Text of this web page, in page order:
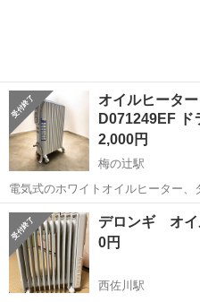
オイルヒータ
D071249EF ド
2,000円
梅の辻駅
電気式のホワイトオイルヒーター、
能。 - モデル名: オイルヒーター - 色: ホワイト - 電源: 電気式 - 操作方
法: ダ
高知 高知市 梅の辻駅
デロンギ オ
0円
西佐川駅